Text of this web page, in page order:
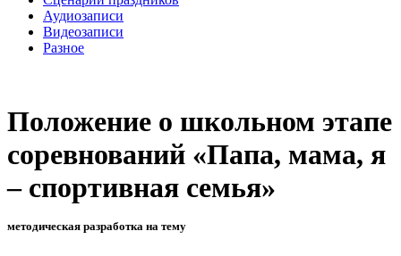
Аудиозаписи
Видеозаписи
Разное
Положение о школьном этапе
соревнований «Папа, мама, я
– спортивная семья»
методическая разработка на тему